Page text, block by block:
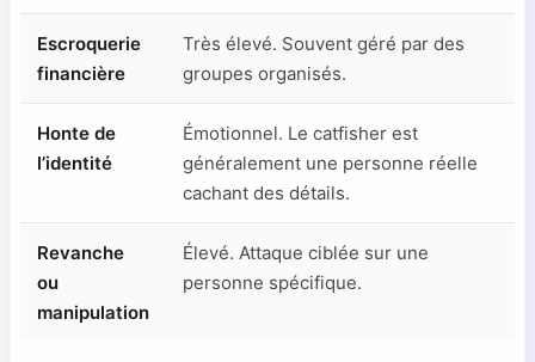
Escroquerie
financière
Très élevé. Souvent géré par des
groupes organisés.
Honte de
l’identité
Émotionnel. Le catfisher est
généralement une personne réelle
cachant des détails.
Revanche
ou
manipulation
Élevé. Attaque ciblée sur une
personne spécifique.